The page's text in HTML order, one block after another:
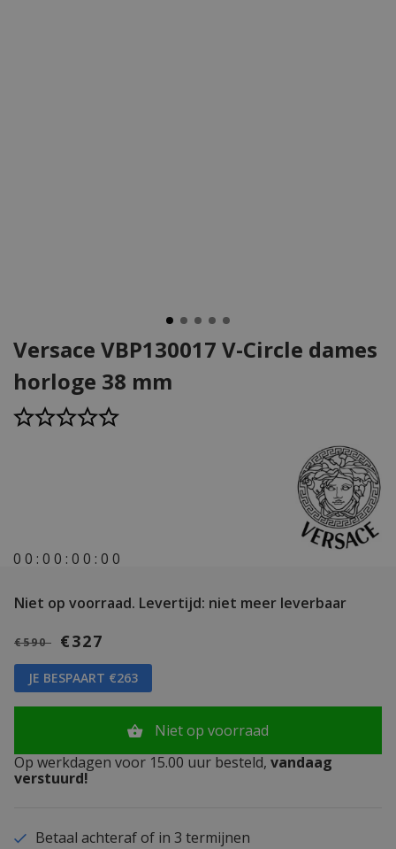
Versace VBP130017 V-Circle dames
horloge 38 mm
0 0 : 0 0 : 0 0 : 0 0
Niet op voorraad. Levertijd: niet meer leverbaar
€590 €327
JE BESPAART €263
Niet op voorraad
Op werkdagen voor 15.00 uur besteld, vandaag
verstuurd!
Betaal achteraf of in 3 termijnen